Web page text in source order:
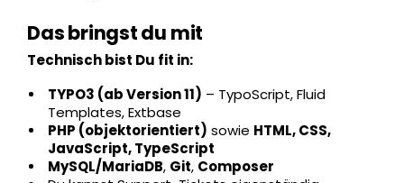
Das bringst du mit
Technisch bist Du fit in:
TYPO3 (ab Version 11) – TypoScript, Fluid
Templates, Extbase
PHP (objektorientiert) sowie HTML, CSS,
JavaScript, TypeScript
MySQL/MariaDB, Git, Composer